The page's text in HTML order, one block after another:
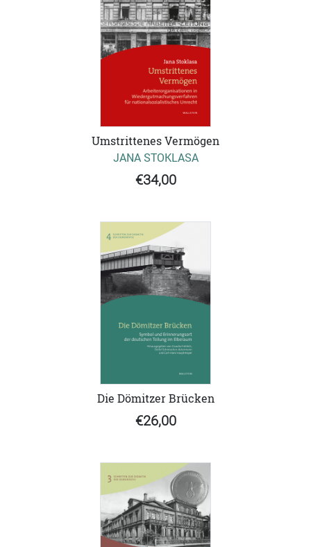
Umstrittenes Vermögen
JANA STOKLASA
€34,00
Die Dömitzer Brücken
€26,00